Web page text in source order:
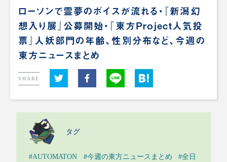
ローソンで霊夢のボイスが流れる・『新潟幻
想入り展』公募開始・『東方Project人気投
票』人妖部門の年齢、性別分布など、今週の
東方ニュースまとめ
SHARE
タグ
#AUTOMATON #今週の東方ニュースまとめ
#全日